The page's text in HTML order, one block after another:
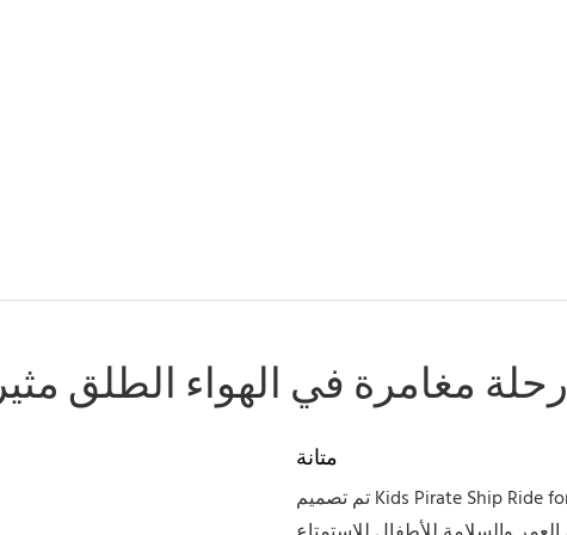
رحلة مغامرة في الهواء الطلق
متانة
تم تصميم Kids Pirate Ship Ride for Outdoor Parks لتستمر مع بناء معدني وألياف من